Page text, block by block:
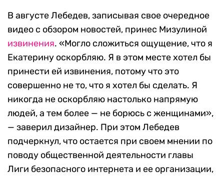
В августе Лебедев, записывая свое очередное
видео с обзором новостей, принес Мизулиной
извинения. «Могло сложиться ощущение, что я
Екатерину оскорбляю. Я в этом месте хотел бы
принести ей извинения, потому что это
совершенно не то, что я хотел бы сделать. Я
никогда не оскорбляю настолько напрямую
людей, а тем более — не борюсь с женщинами»,
— заверил дизайнер. При этом Лебедев
подчеркнул, что остается при своем мнении по
поводу общественной деятельности главы
Лиги безопасного интернета и ее организации,